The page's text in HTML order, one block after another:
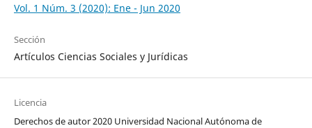
Vol. 1 Núm. 3 (2020): Ene - Jun 2020
Sección
Artículos Ciencias Sociales y Jurídicas
Licencia
Derechos de autor 2020 Universidad Nacional Autónoma de